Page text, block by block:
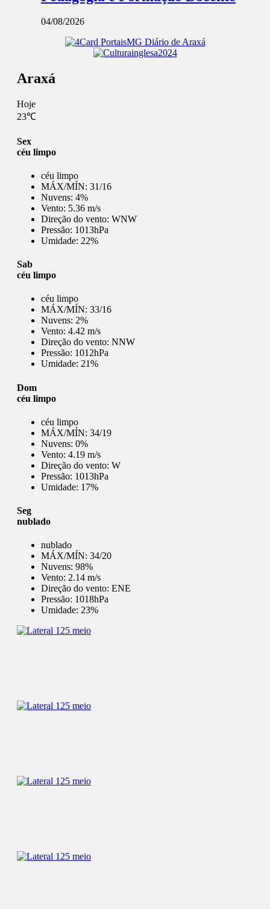
04/08/2026
Araxá
Hoje
23℃
Sex
céu limpo
céu limpo
MÁX/MÍN: 31/16
Nuvens: 4%
Vento: 5.36 m/s
Direção do vento: WNW
Pressão: 1013hPa
Umidade: 22%
Sab
céu limpo
céu limpo
MÁX/MÍN: 33/16
Nuvens: 2%
Vento: 4.42 m/s
Direção do vento: NNW
Pressão: 1012hPa
Umidade: 21%
Dom
céu limpo
céu limpo
MÁX/MÍN: 34/19
Nuvens: 0%
Vento: 4.19 m/s
Direção do vento: W
Pressão: 1013hPa
Umidade: 17%
Seg
nublado
nublado
MÁX/MÍN: 34/20
Nuvens: 98%
Vento: 2.14 m/s
Direção do vento: ENE
Pressão: 1018hPa
Umidade: 23%